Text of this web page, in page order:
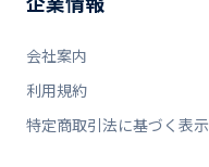
会社案内
利用規約
特定商取引法に基づく表示